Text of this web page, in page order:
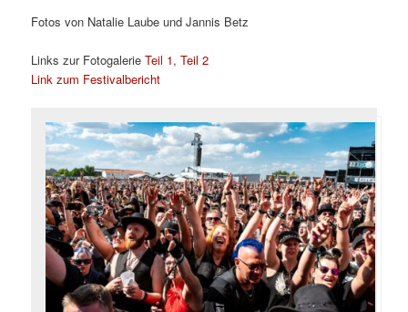
Fotos von Natalie Laube und Jannis Betz
Links zur FotogalerieTeil 1,Teil 2
Link zum Festivalbericht